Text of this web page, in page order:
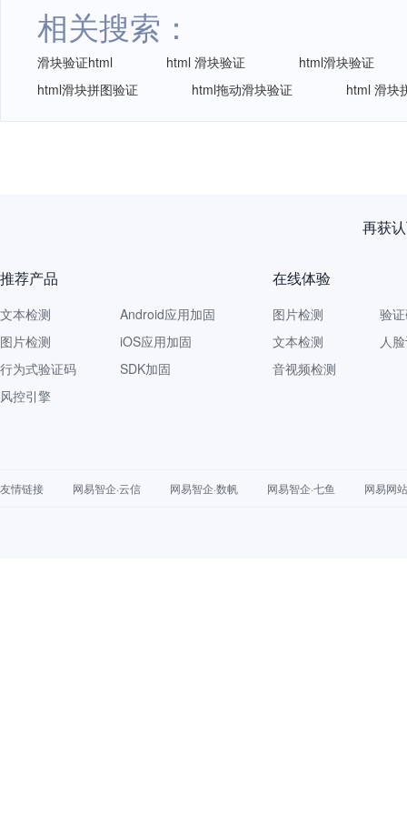
相关搜索：
滑块验证html html 滑块验证
html滑块验证
html滑块拼图验证
html拖动滑块验证 html 滑块
再获
推荐产品
文本检测
图片检测
行为式验证码
风控引擎
Android应用加固
iOS应用加固
SDK加固
在线体验
图片检测
文本检测
音视频检测
验
人
友情链接 网易智企·云信 网易智企·数帆 网易智企·七鱼 网易网